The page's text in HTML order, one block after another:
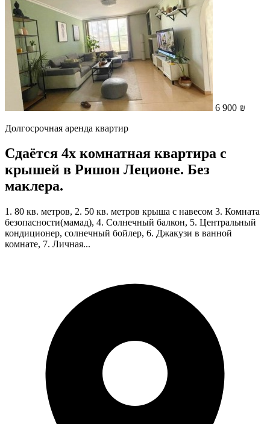
6 900 ₪
Долгосрочная аренда квартир
Сдаётся 4х комнатная квартира с
крышей в Ришон Леционе. Без
маклера.
1. 80 кв. метров, 2. 50 кв. метров крыша с навесом 3. Комната
безопасности(мамад), 4. Солнечный балкон, 5. Центральный
кондиционер, солнечный бойлер, 6. Джакузи в ванной
комнате, 7. Личная...